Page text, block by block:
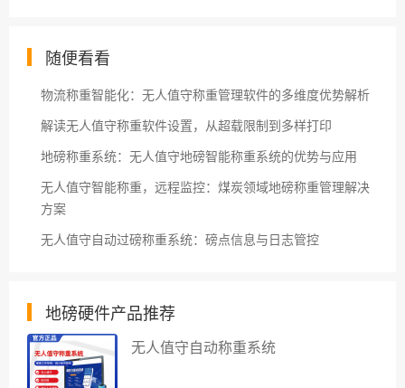
随便看看
物流称重智能化：无人值守称重管理软件的多维度优势解析
解读无人值守称重软件设置，从超载限制到多样打印
地磅称重系统：无人值守地磅智能称重系统的优势与应用
无人值守智能称重，远程监控：煤炭领域地磅称重管理解决
方案
无人值守自动过磅称重系统：磅点信息与日志管控
地磅硬件产品推荐
无人值守自动称重系统